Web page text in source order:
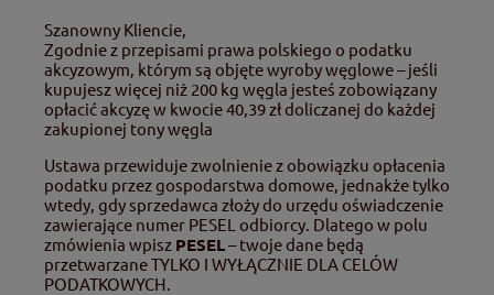
Szanowny Kliencie,
Zgodnie z przepisami prawa polskiego o podatku
akcyzowym, którym są objęte wyroby węglowe – jeśli
kupujesz więcej niż 200 kg węgla jesteś zobowiązany
opłacić akcyzę w kwocie 40,39 zł doliczanej do każdej
zakupionej tony węgla
Ustawa przewiduje zwolnienie z obowiązku opłacenia
podatku przez gospodarstwa domowe, jednakże tylko
wtedy, gdy sprzedawca złoży do urzędu oświadczenie
zawierające numer PESEL odbiorcy. Dlatego w polu
zmówienia wpisz PESEL– twoje dane będą
przetwarzane TYLKO I WYŁĄCZNIE DLA CELÓW
PODATKOWYCH.